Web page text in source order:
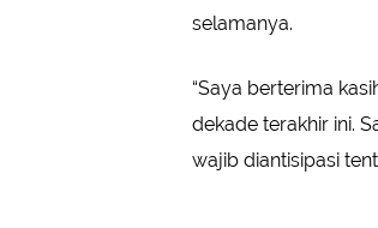
selamanya.
“Saya berterima
dekade terakhir ini.
wajib diantisipasi